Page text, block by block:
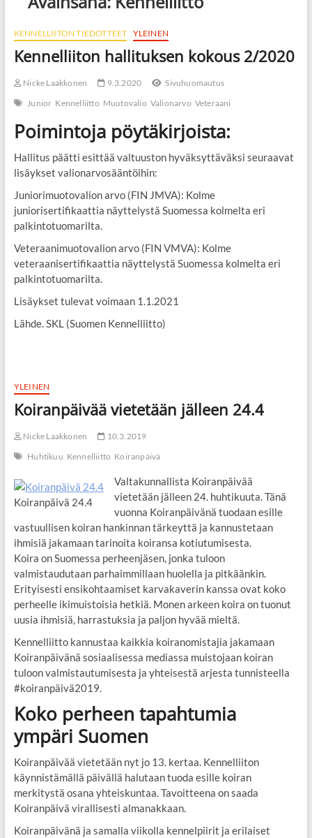
KENNELLIITON TIEDOTTEET YLEINEN
Kennelliiton hallituksen kokous 2/2020
Nicke Laakkonen 9.3.2020
Sivuhuomautus
Junior Kennelliitto Muotovalio Valionarvo Veteraani
Poimintoja pöytäkirjoista:
Hallitus päätti esittää valtuuston hyväksyttäväksi seuraavat
lisäykset valionarvosääntöihin:
Juniorimuotovalion arvo (FIN JMVA): Kolme
juniorisertifikaattia näyttelystä Suomessa kolmelta eri
palkintotuomarilta.
Veteraanimuotovalion arvo (FIN VMVA): Kolme
veteraanisertifikaattia näyttelystä Suomessa kolmelta eri
palkintotuomarilta.
Lisäykset tulevat voimaan 1.1.2021
Lähde. SKL (Suomen Kennelliitto)
YLEINEN
Koiranpäivää vietetään jälleen 24.4
Nicke Laakkonen
10.3.2019
Huhtikuu Kennelliitto Koiranpäivä
Koiranpäivä 24.4
Valtakunnallista Koiranpäivää
vietetään jälleen 24. huhtikuuta. Tänä
vuonna Koiranpäivänä tuodaan esille
vastuullisen koiran hankinnan tärkeyttä ja kannustetaan
ihmisiä jakamaan tarinoita koiransa kotiutumisesta.
Koira on Suomessa perheenjäsen, jonka tuloon
valmistaudutaan parhaimmillaan huolella ja pitkäänkin.
Erityisesti ensikohtaamiset karvakaverin kanssa ovat koko
perheelle ikimuistoisia hetkiä. Monen arkeen koira on tuonut
uusia ihmisiä, harrastuksia ja paljon hyvää mieltä.
Kennelliitto kannustaa kaikkia koiranomistajia jakamaan
Koiranpäivänä sosiaalisessa mediassa muistojaan koiran
tuloon valmistautumisesta ja yhteisestä arjesta tunnisteella
#koiranpäivä2019.
Koko perheen tapahtumia
ympäri Suomen
Koiranpäivää vietetään nyt jo 13. kertaa. Kennelliiton
käynnistämällä päivällä halutaan tuoda esille koiran
merkitystä osana yhteiskuntaa. Tavoitteena on saada
Koiranpäivä virallisesti almanakkaan.
Koiranpäivänä ja samalla viikolla kennelpiirit ja erilaiset